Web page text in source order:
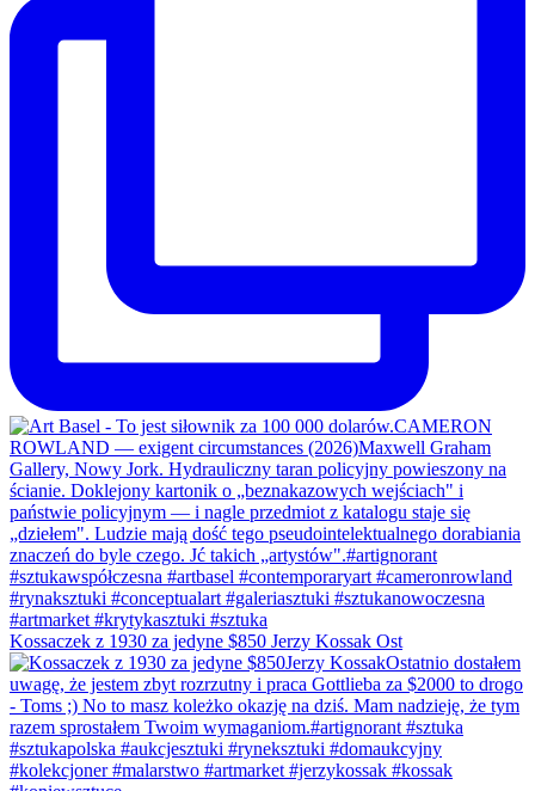
Kossaczek z 1930 za jedyne $850 Jerzy Kossak Ost